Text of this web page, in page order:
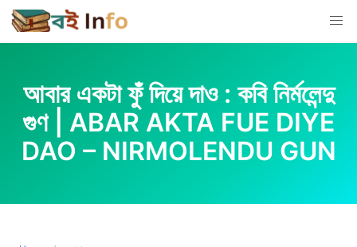
Skip
to
content
আবার একটা ফুঁ দিয়ে দাও : কবি নির্মলেন্দু
গুণ | ABAR AKTA FUE DIYE
DAO – NIRMOLENDU GUN